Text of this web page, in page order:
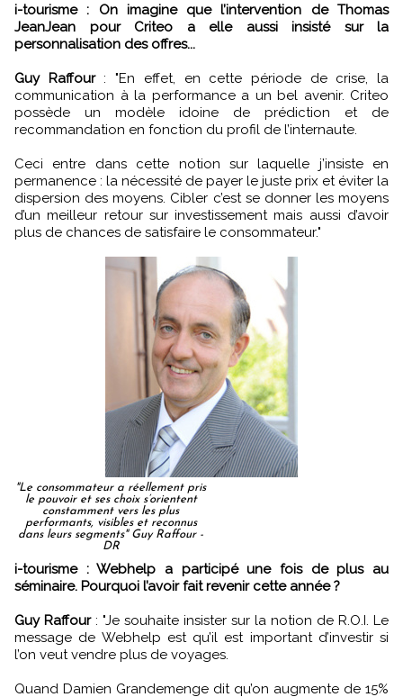
i-tourisme : On imagine que l’intervention de Thomas
JeanJean pour Criteo a elle aussi insisté sur la
personnalisation des offres...
Guy Raffour: "En effet, en cette période de crise, la
communication à la performance a un bel avenir. Criteo
possède un modèle idoine de prédiction et de
recommandation en fonction du profil de l’internaute.
Ceci entre dans cette notion sur laquelle j’insiste en
permanence : la nécessité de payer le juste prix et éviter la
dispersion des moyens. Cibler c’est se donner les moyens
d’un meilleur retour sur investissement mais aussi d’avoir
plus de chances de satisfaire le consommateur."
"Le consommateur a réellement pris
le pouvoir et ses choix s’orientent
constamment vers les plus
performants, visibles et reconnus
dans leurs segments" Guy Raffour -
DR
i-tourisme : Webhelp a participé une fois de plus au
séminaire. Pourquoi l’avoir fait revenir cette année ?
Guy Raffour: "Je souhaite insister sur la notion de R.O.I. Le
message de Webhelp est qu’il est important d’investir si
l’on veut vendre plus de voyages.
Quand Damien Grandemenge dit qu’on augmente de 15%